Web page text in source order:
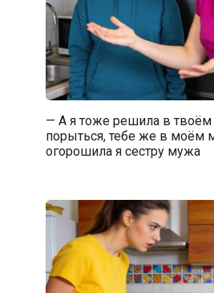
— А я тоже решила в твоём
порыться, тебе же в моём
огорошила я сестру мужа